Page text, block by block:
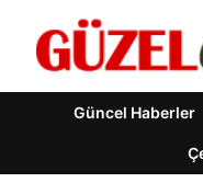
Güncel Haberler